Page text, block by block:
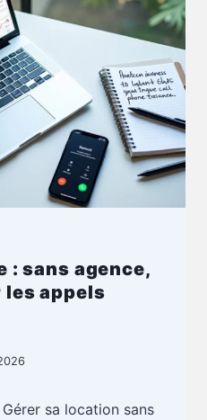
: sans agence,
appels
sa location sans